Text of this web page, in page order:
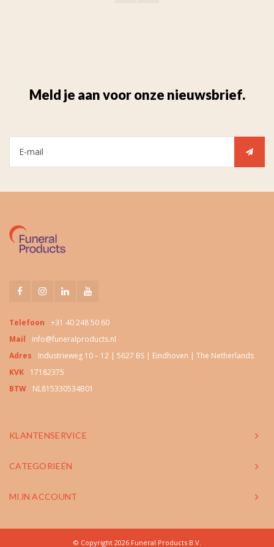
Meld je aan voor onze nieuwsbrief.
Telefoon
+31 40 248 50 60
Mail
info@funeralproducts.nl
Adres
Industrieweg 10 – 12 | 5627 BS | Eindhoven | The Netherlands
KVK
17182375
BTW
NL815330534B01
KLANTENSERVICE
CATEGORIEËN
MIJN ACCOUNT
© Copyright 2026 Funeral Products B.V.